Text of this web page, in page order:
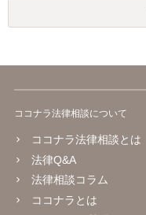
ココナラ法律相談について
ココナラ法律相談とは
法律Q&A
法律相談コラム
ココナラとは